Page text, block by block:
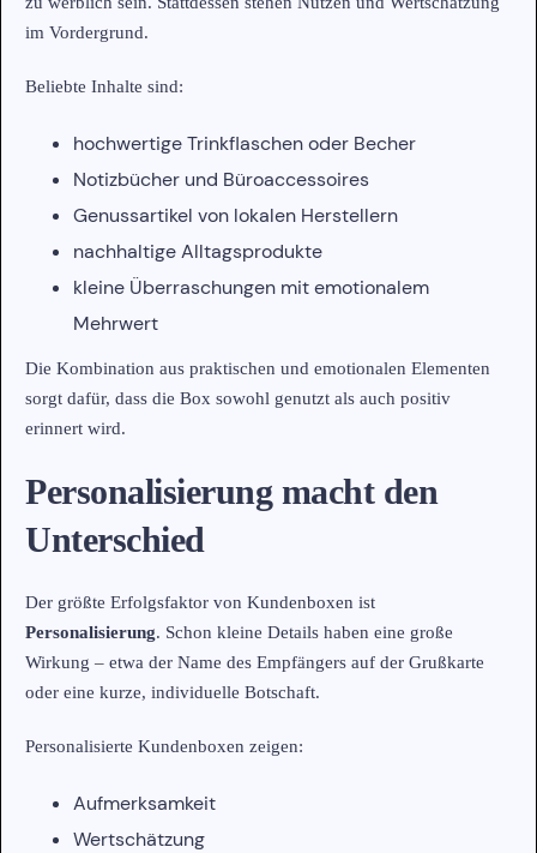
im Vordergrund.
Beliebte Inhalte sind:
hochwertige Trinkflaschen oder Becher
Notizbücher und Büroaccessoires
Genussartikel von lokalen Herstellern
nachhaltige Alltagsprodukte
kleine Überraschungen mit emotionalem
Mehrwert
Die Kombination aus praktischen und emotionalen Elementen
sorgt dafür, dass die Box sowohl genutzt als auch positiv
erinnert wird.
Personalisierung macht den
Unterschied
Der größte Erfolgsfaktor von Kundenboxen ist
Personalisierung. Schon kleine Details haben eine große
Wirkung – etwa der Name des Empfängers auf der Grußkarte
oder eine kurze, individuelle Botschaft.
Personalisierte Kundenboxen zeigen:
Aufmerksamkeit
Wertschätzung